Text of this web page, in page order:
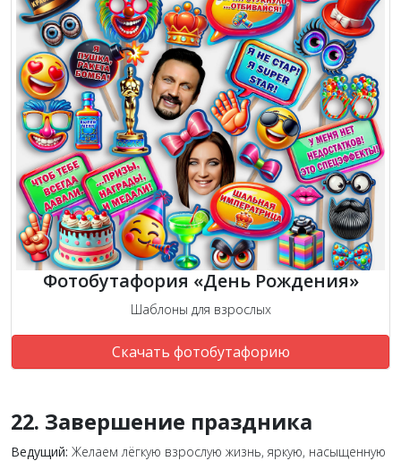
Фотобутафория «День Рождения»
Шаблоны для взрослых
Скачать фотобутафорию
22. Завершение праздника
Ведущий: Желаем лёгкую взрослую жизнь, яркую, насыщенную